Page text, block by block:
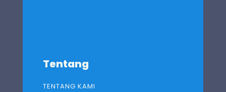
Tentang
TENTANG KAMI